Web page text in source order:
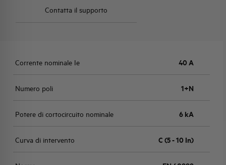
Contatta il supporto
Corrente nominale Ie 40 A
Numero poli 1+N
Potere di cortocircuito nominale 6 kA
Curva di intervento C (5 - 10 In)